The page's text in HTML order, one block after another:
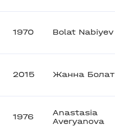
1970 Bolat Nabiyev
2015 Жанна Болат
1976
Anastasia
Averyanova